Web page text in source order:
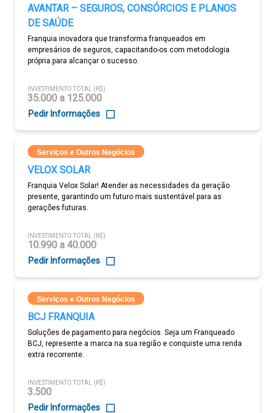
AVANTAR – SEGUROS, CONSÓRCIOS E PLANOS
DE SAÚDE
Franquia inovadora que transforma franqueados em
empresários de seguros, capacitando-os com metodologia
própria para alcançar o sucesso.
INVESTIMENTO TOTAL (R$)
35.000 a 125.000
Pedir Informações
Serviços e Outros Negócios
VELOX SOLAR
Franquia Velox Solar! Atender as necessidades da geração
presente, garantindo um futuro mais sustentável para as
gerações futuras.
INVESTIMENTO TOTAL (R$)
10.990 a 40.000
Pedir Informações
Serviços e Outros Negócios
BCJ FRANQUIA
Soluções de pagamento para negócios. Seja um Franqueado
BCJ, represente a marca na sua região e conquiste uma renda
extra recorrente.
INVESTIMENTO TOTAL (R$)
3.500
Pedir Informações